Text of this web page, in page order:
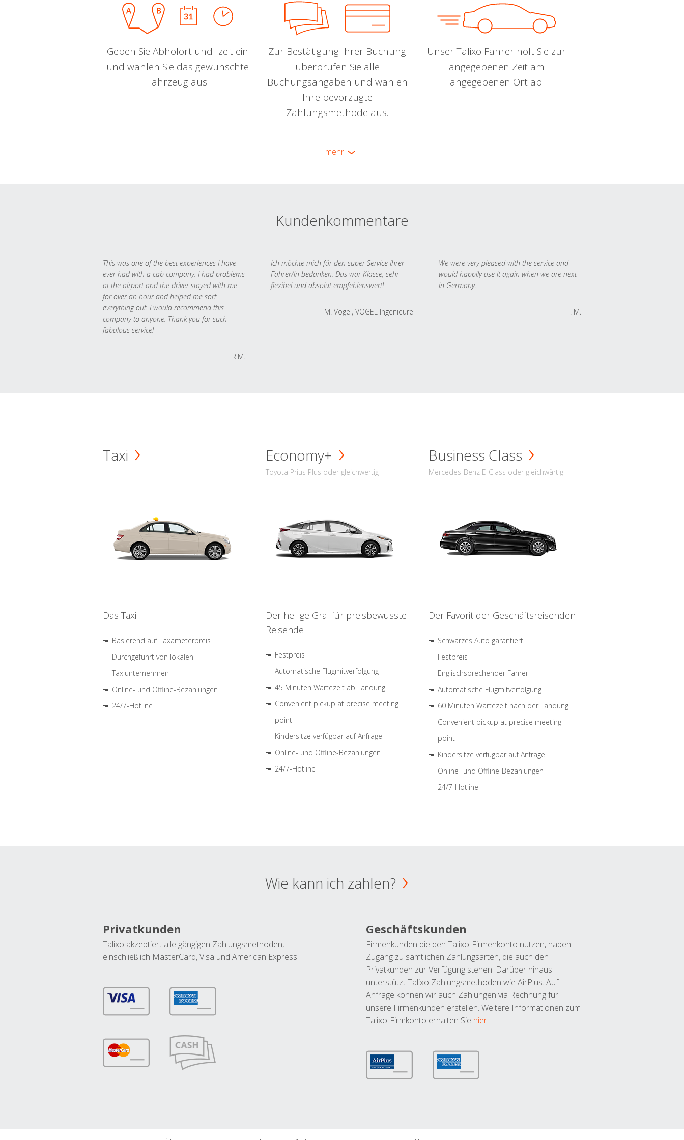
Geben Sie Abholort und -zeit ein
und wählen Sie das gewünschte
Fahrzeug aus.
Zur Bestätigung Ihrer Buchung
überprüfen Sie alle
Buchungsangaben und wählen
Ihre bevorzugte
Zahlungsmethode aus.
Unser Talixo Fahrer holt Sie zur
angegebenen Zeit am
angegebenen Ort ab.
mehr
Kundenkommentare
This was one of the best experiences I have
ever had with a cab company. I had problems
at the airport and the driver stayed with me
for over an hour and helped me sort
everything out. I would recommend this
company to anyone. Thank you for such
fabulous service!
R.M.
Ich möchte mich für den super Service Ihrer
Fahrer/in bedanken. Das war Klasse, sehr
flexibel und absolut empfehlenswert!
M. Vogel, VOGEL Ingenieure
We were very pleased with the service and
would happily use it again when we are next
in Germany.
T. M.
Taxi
Das Taxi
Basierend auf Taxameterpreis
Durchgeführt von lokalen
Taxiunternehmen
Online- und Offline-Bezahlungen
24/7-Hotline
Economy+
Toyota Prius Plus oder gleichwertig
Der heilige Gral für preisbewusste
Reisende
Festpreis
Automatische Flugmitverfolgung
45 Minuten Wartezeit ab Landung
Convenient pickup at precise meeting
point
Kindersitze verfügbar auf Anfrage
Online- und Offline-Bezahlungen
24/7-Hotline
Business Class
Mercedes-Benz E-Class oder gleichwärtig
Der Favorit der Geschäftsreisenden
Schwarzes Auto garantiert
Festpreis
Englischsprechender Fahrer
Automatische Flugmitverfolgung
60 Minuten Wartezeit nach der Landung
Convenient pickup at precise meeting
point
Kindersitze verfügbar auf Anfrage
Online- und Offline-Bezahlungen
24/7-Hotline
Wie kann ich zahlen?
Privatkunden
Talixo akzeptiert alle gängigen Zahlungsmethoden,
einschließlich MasterCard, Visa und American Express.
Geschäftskunden
Firmenkunden die den Talixo-Firmenkonto nutzen, haben
Zugang zu sämtlichen Zahlungsarten, die auch den
Privatkunden zur Verfügung stehen. Darüber hinaus
unterstützt Talixo Zahlungsmethoden wie AirPlus. Auf
Anfrage können wir auch Zahlungen via Rechnung für
unsere Firmenkunden erstellen. Weitere Informationen zum
Talixo-Firmkonto erhalten Sie hier.